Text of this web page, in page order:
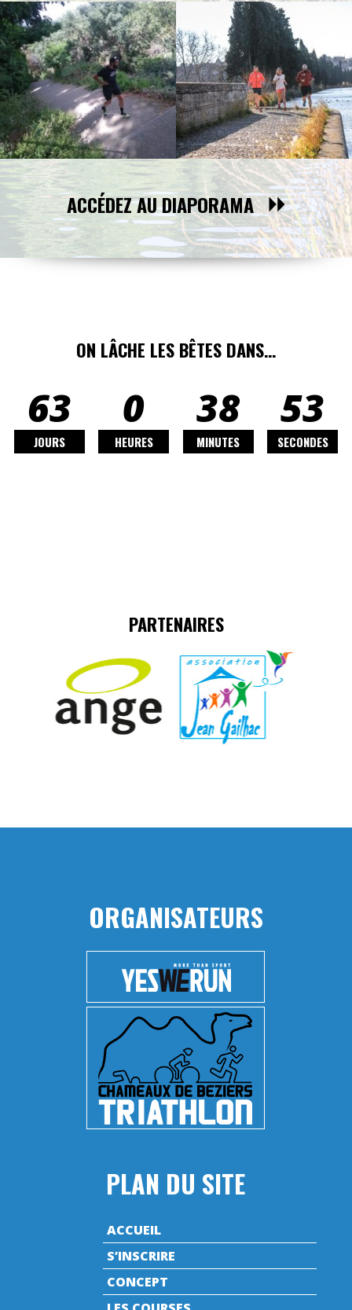
ACCÉDEZ AU DIAPORAMA
ON LÂCHE LES BÊTES DANS…
63
JOURS
0
HEURES
38
MINUTES
51
SECONDES
PARTENAIRES
ORGANISATEURS
PLAN DU SITE
ACCUEIL
S’INSCRIRE
CONCEPT